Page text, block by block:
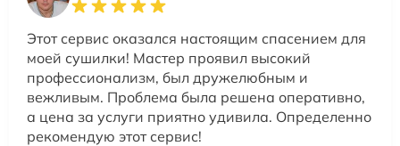
Этот сервис оказался настоящим спасением для
моей сушилки! Мастер проявил высокий
профессионализм, был дружелюбным и
вежливым. Проблема была решена оперативно,
а цена за услуги приятно удивила. Определенно
рекомендую этот сервис!